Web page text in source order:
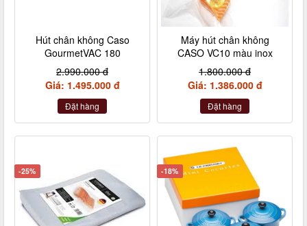
Hút chân không Caso
GourmetVAC 180
2.990.000 đ
Giá: 1.495.000 đ
Đặt hàng
Máy hút chân không
CASO VC10 màu inox
1.800.000 đ
Giá: 1.386.000 đ
Đặt hàng
-25% -18%